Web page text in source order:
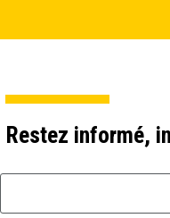
Restez informé,